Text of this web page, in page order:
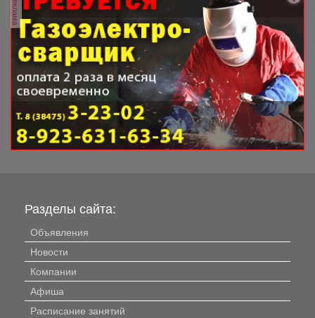
реклама
Разделы сайта:
Объявления
Новости
Компании
Афиша
Расписание занятий